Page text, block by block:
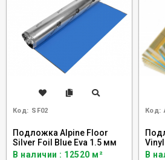
Код: SF02
Подложка Alpine Floor
Silver Foil Blue Eva 1.5 мм
В наличии : 12520 м²
Код:
В